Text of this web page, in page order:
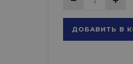
ДОБАВИТЬ В